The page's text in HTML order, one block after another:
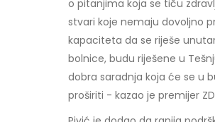
o pitanjima koja se tiču
stvari koje nemaju dovoljno
kapaciteta da se riješe
bolnice, budu riješene u
dobra saradnja koja će se u
proširiti - kazao je premijer